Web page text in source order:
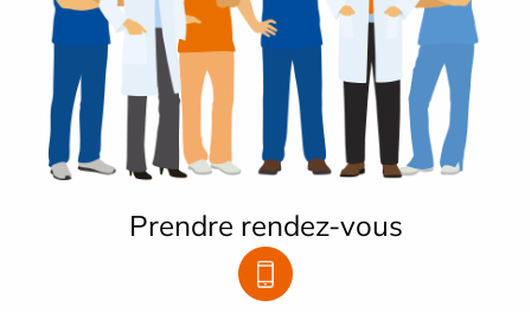
Prendre rendez-vous